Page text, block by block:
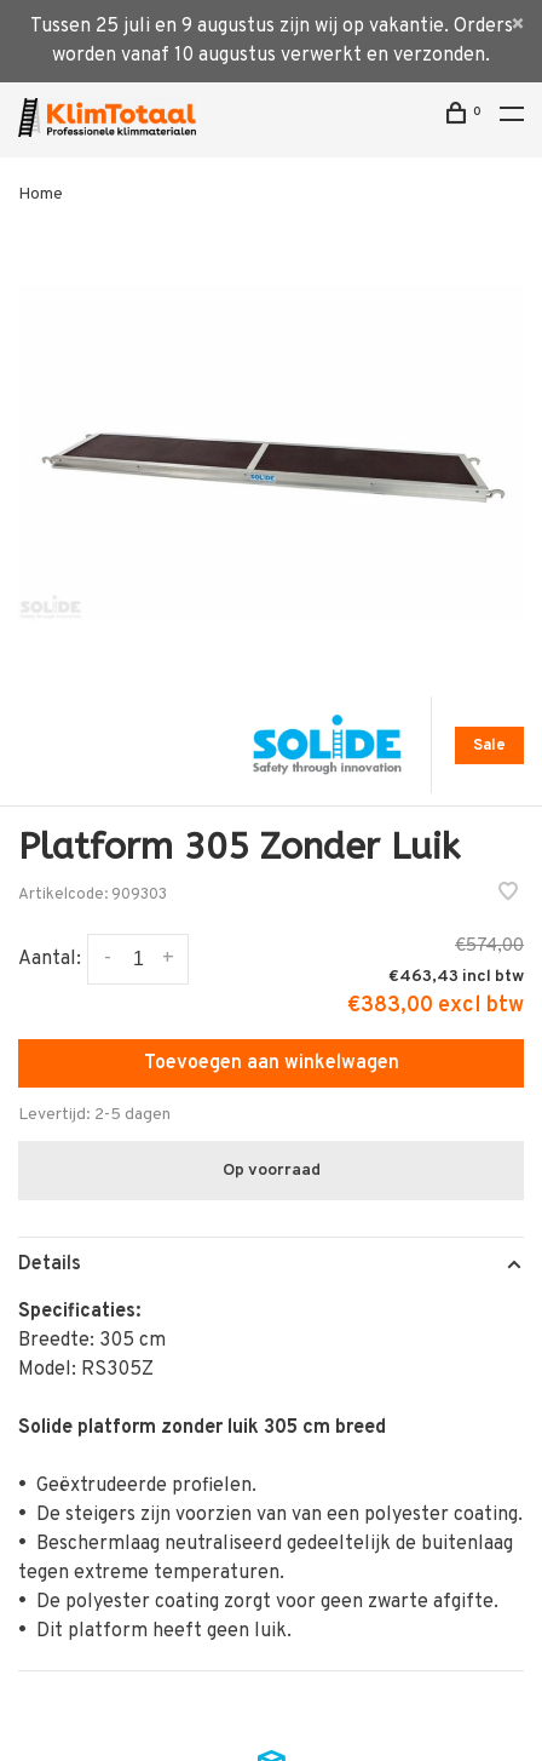
Tussen 25 juli en 9 augustus zijn wij op vakantie. Orders
worden vanaf 10 augustus verwerkt en verzonden.
0
Home
Sale
Platform 305 Zonder Luik
Artikelcode: 909303
Aantal: +
-
€574,00
€463,43
€383,00 excl btw
Toevoegen aan winkelwagen
Levertijd: 2-5 dagen
Op voorraad
Details
Specificaties:
Breedte: 305 cm
Model: RS305Z
Solide platform zonder luik 305 cm breed
• Geëxtrudeerde profielen.
• De steigers zijn voorzien van van een polyester coating.
• Beschermlaag neutraliseerd gedeeltelijk de buitenlaag
tegen extreme temperaturen.
• De polyester coating zorgt voor geen zwarte afgifte.
• Dit platform heeft geen luik.